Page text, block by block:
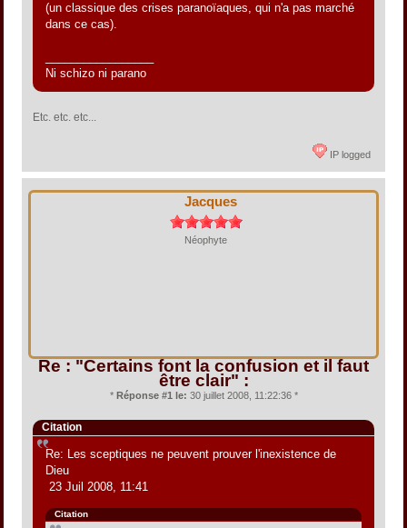
(un classique des crises paranoïaques, qui n'a pas marché
dans ce cas).
Ni schizo ni parano
Etc. etc. etc...
IP logged
Jacques
Néophyte
Re : "Certains font la confusion et il faut
être clair" :
* Réponse #1 le: 30 juillet 2008, 11:22:36 *
Citation
Re: Les sceptiques ne peuvent prouver l'inexistence de
Dieu
23 Juil 2008, 11:41
Citation